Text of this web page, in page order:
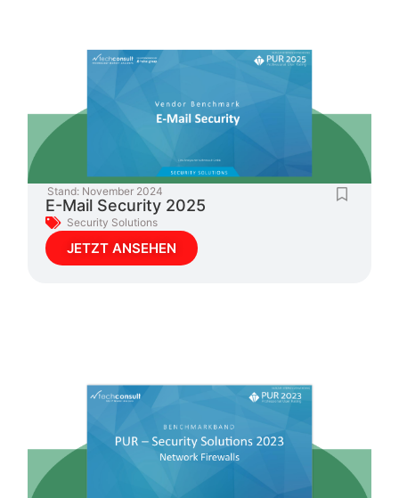
Stand: November 2024
E-Mail Security 2025
Security Solutions
JETZT ANSEHEN